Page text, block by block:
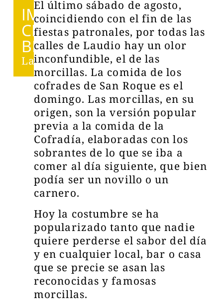
IMPRES
CINDI
BLES
Laudio
El último sábado de agosto,
coincidiendo con el fin de las
fiestas patronales, por todas las
calles de Laudio hay un olor
inconfundible, el de las
morcillas. La comida de los
cofrades de San Roque es el
domingo. Las morcillas, en su
origen, son la versión popular
previa a la comida de la
Cofradía, elaboradas con los
sobrantes de lo que se iba a
comer al día siguiente, que bien
podía ser un novillo o un
carnero.
Hoy la costumbre se ha
popularizado tanto que nadie
quiere perderse el sabor del día
y en cualquier local, bar o casa
que se precie se asan las
reconocidas y famosas
morcillas.